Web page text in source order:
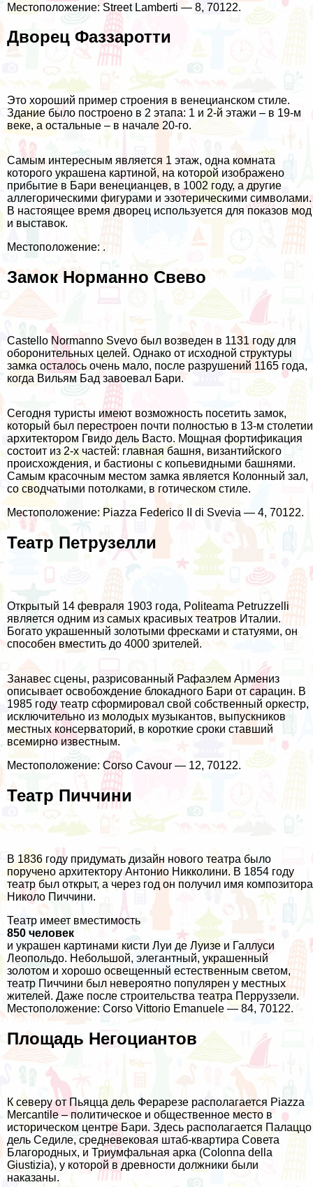
Местоположение: Street Lamberti — 8, 70122.
Дворец Фаззаротти
Это хороший пример строения в венецианском стиле.
Здание было построено в 2 этапа: 1 и 2-й этажи – в 19-м
веке, а остальные – в начале 20-го.
Самым интересным является 1 этаж, одна комната
которого украшена картиной, на которой изображено
прибытие в Бари венецианцев, в 1002 году, а другие
аллегорическими фигурами и эзотерическими символами.
В настоящее время дворец используется для показов мод
и выставок.
Местоположение: .
Замок Норманно Свево
Castello Normanno Svevo был возведен в 1131 году для
оборонительных целей. Однако от исходной структуры
замка осталось очень мало, после разрушений 1165 года,
когда Вильям Бад завоевал Бари.
Сегодня туристы имеют возможность посетить замок,
который был перестроен почти полностью в 13-м столетии
архитектором Гвидо дель Васто. Мощная фортификация
состоит из 2-х частей: главная башня, византийского
происхождения, и бастионы с копьевидными башнями.
Самым красочным местом замка является Колонный зал,
со сводчатыми потолками, в готическом стиле.
Местоположение: Piazza Federico II di Svevia — 4, 70122.
Театр Петрузелли
Открытый 14 февраля 1903 года, Politeama Petruzzelli
является одним из самых красивых театров Италии.
Богато украшенный золотыми фресками и статуями, он
способен вместить до 4000 зрителей.
Занавес сцены, разрисованный Рафаэлем Армениз
описывает освобождение блокадного Бари от сарацин. В
1985 году театр сформировал свой собственный оркестр,
исключительно из молодых музыкантов, выпускников
местных консерваторий, в короткие сроки ставший
всемирно известным.
Местоположение: Corso Cavour — 12, 70122.
Театр Пиччини
В 1836 году придумать дизайн нового театра было
поручено архитектору Антонио Никколини. В 1854 году
театр был открыт, а через год он получил имя композитора
Николо Пиччини.
Театр имеет вместимость
850 человек
и украшен картинами кисти Луи де Луизе и Галлуси
Леопольдо. Небольшой, элегантный, украшенный
золотом и хорошо освещенный естественным светом,
театр Пиччини был невероятно популярен у местных
жителей. Даже после строительства театра Перруззели.
Местоположение: Corso Vittorio Emanuele — 84, 70122.
Площадь Негоциантов
К северу от Пьяцца дель Ферарезе располагается Piazza
Mercantile – политическое и общественное место в
историческом центре Бари. Здесь располагается Палаццо
дель Седиле, средневековая штаб-квартира Совета
Благородных, и Триумфальная арка (Colonna della
Giustizia), у которой в древности должники были
наказаны.